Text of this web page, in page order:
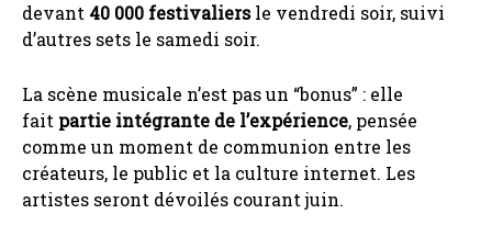
devant 40 000 festivaliersle vendredi soir, suivi
d’autres sets le samedi soir.
La scène musicale n’est pas un “bonus” : elle
fait partie intégrante de l’expérience, pensée
comme un moment de communion entre les
créateurs, le public et la culture internet. Les
artistes seront dévoilés courant juin.